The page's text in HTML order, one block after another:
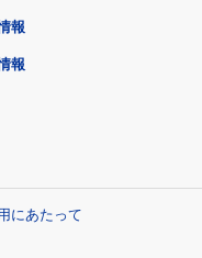
報
報
にあたって